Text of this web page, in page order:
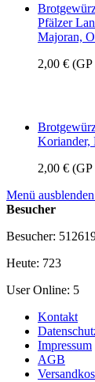
Pfälzer
Majoran,
2,00 € (GP
Koriander,
2,00 € (GP
Menü
Besucher
Besucher:
Heute: 723
User Online: 5
Kontakt
Impressum
AGB